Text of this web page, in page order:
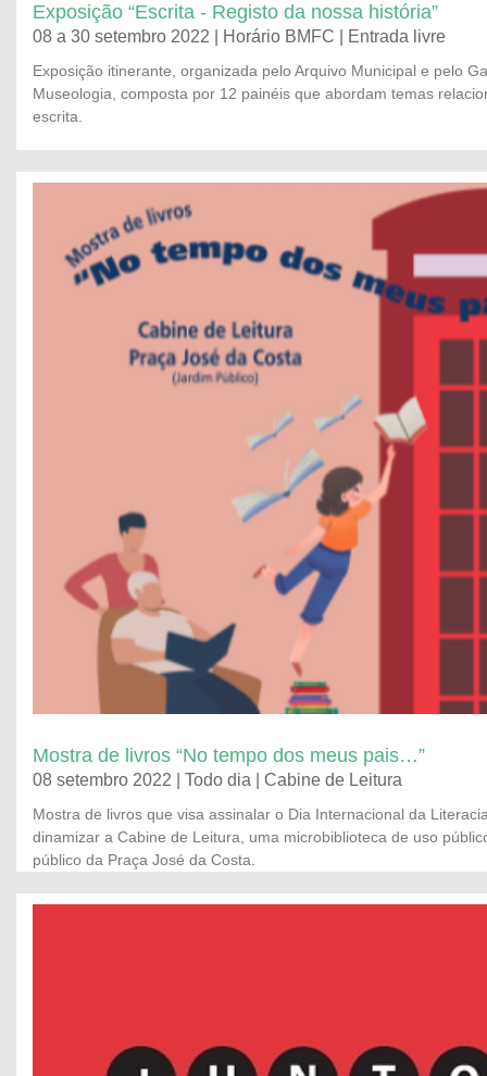
Exposição “Escrita - Registo da nossa história”
08 a 30 setembro 2022 | Horário BMFC | Entrada livre
Exposição itinerante, organizada pelo Arquivo Municipal e pelo
Museologia, composta por 12 painéis que abordam temas
escrita.
Mostra de livros “No tempo dos meus pais…”
08 setembro 2022 | Todo dia | Cabine de Leitura
Mostra de livros que visa assinalar o Dia Internacional da
dinamizar a Cabine de Leitura, uma microbiblioteca de uso
público da Praça José da Costa.